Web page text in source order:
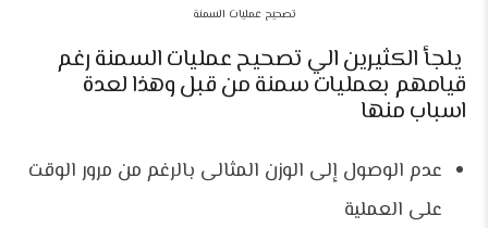
تصحيح عمليات السمنة
يلجأ الكثيرين الي تصحيح عمليات السمنة رغم
قيامهم بعمليات سمنة من قبل وهذا لعدة
اسباب منها
عدم الوصول إلى الوزن المثالى بالرغم من مرور الوقت
على العملية